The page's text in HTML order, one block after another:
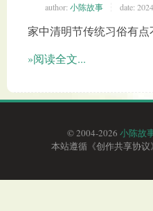
author: 小陈故事 date:
家中清明节传统习俗有点
»阅读全文...
© 2004-2026 小陈故
本站遵循《创作共享协议